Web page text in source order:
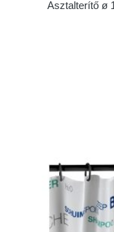
Asztalterítő ø